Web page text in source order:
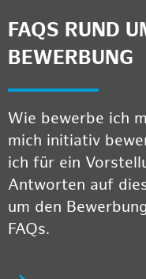
FAQS RUND
BEWERBUNG
Wie bewerbe ich
mich initiativ
ich für ein
Antworten auf
um den
FAQs.